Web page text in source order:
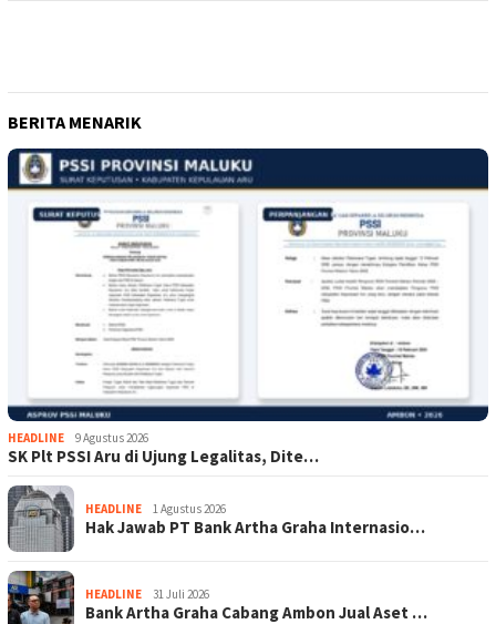
BERITA MENARIK
HEADLINE 9 Agustus 2026
SK Plt PSSI Aru di Ujung Legalitas, Dite…
HEADLINE 1 Agustus 2026
Hak Jawab PT Bank Artha Graha Internasio…
HEADLINE 31 Juli 2026
Bank Artha Graha Cabang Ambon Jual Aset …